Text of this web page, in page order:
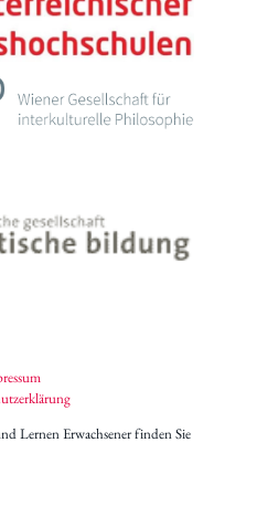
Lernen Erwachsener finden Sie